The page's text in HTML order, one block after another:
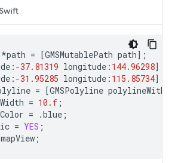
*path = [GMSMutablePath path];
: -37.81319 longitude : 144.96298];
: -31.95285 longitude : 115.85734];
= [GMSPolyline
= 10.f ;
= .blue ;
= YES ;
mapView ;